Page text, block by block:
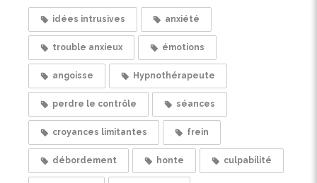
idées intrusives anxiété
trouble anxieux émotions
angoisse Hypnothérapeute
perdre le contrôle séances
croyances limitantes frein
débordement honte culpabilité